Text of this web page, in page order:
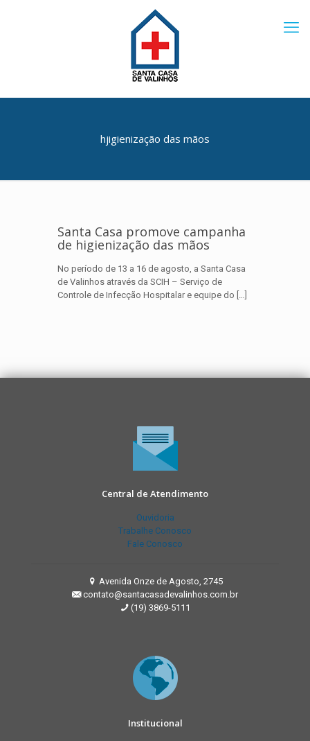
hjigienização das mãos
Santa Casa promove campanha
de higienização das mãos
No período de 13 a 16 de agosto, a Santa Casa
de Valinhos através da SCIH – Serviço de
Controle de Infecção Hospitalar e equipe do […]
Central de Atendimento
Ouvidoria
Trabalhe Conosco
Fale Conosco
Avenida Onze de Agosto, 2745
contato@santacasadevalinhos.com.br
(19) 3869-5111
Institucional